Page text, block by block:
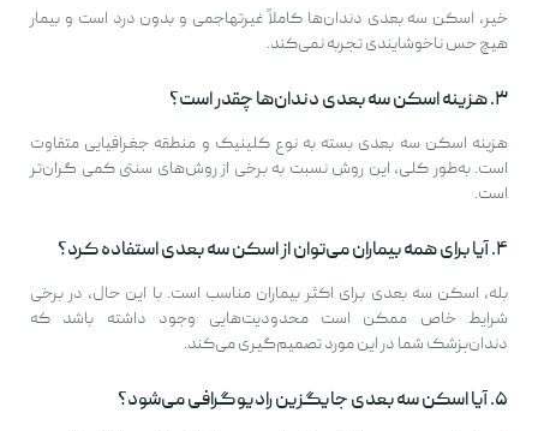
خیر، اسکن سه بعدی دندان‌ها کاملاً غیرتهاجمی و بدون درد است و بیمار
هیچ حس ناخوشایندی تجربه نمی‌کند.
۳. هزینه اسکن سه بعدی دندان‌ها چقدر است؟
هزینه اسکن سه بعدی بسته به نوع کلینیک و منطقه جغرافیایی متفاوت
است. به‌طور کلی، این روش نسبت به برخی از روش‌های سنتی کمی گران‌تر
است.
۴. آیا برای همه بیماران می‌توان از اسکن سه بعدی استفاده کرد؟
بله، اسکن سه بعدی برای اکثر بیماران مناسب است. با این حال، در برخی
شرایط خاص ممکن است محدودیت‌هایی وجود داشته باشد که
دندان‌پزشک شما در این مورد تصمیم‌گیری می‌کند.
۵. آیا اسکن سه بعدی جایگزین رادیوگرافی می‌شود؟